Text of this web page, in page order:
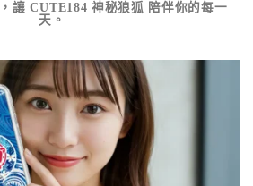
，讓 CUTE184 神秘狼狐 陪伴你的每一
天。